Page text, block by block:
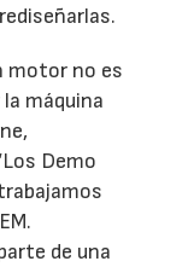
motor no es
máquina
Demo
de una